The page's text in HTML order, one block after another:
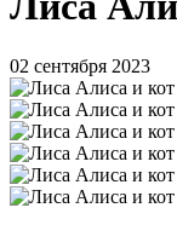
02 сентября 2023